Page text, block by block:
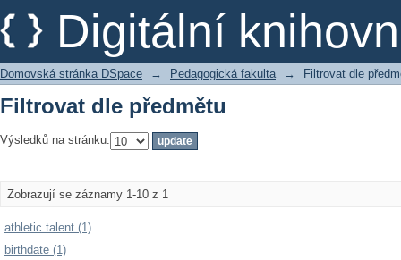
Digitální
Filtrovat dle předmětu
Domovská stránka DSpace → Pedagogická fakulta → Filtrovat dle
Filtrovat dle předmětu
Výsledků na stránku:
Zobrazují se záznamy 1-10 z 1
athletic talent (1)
birthdate (1)